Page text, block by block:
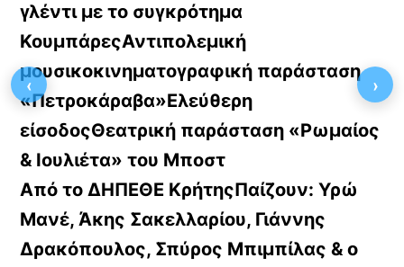
γλέντι με το συγκρότημα
ΚουμπάρεςΑντιπολεμική
μουσικοκινηματογραφική παράσταση
«Πετροκάραβα»Ελεύθερη
είσοδοςΘεατρική παράσταση «Ρωμαίος
& Ιουλιέτα» του Μποστ
Από το ΔΗΠΕΘΕ ΚρήτηςΠαίζουν: Υρώ
Μανέ, Άκης Σακελλαρίου, Γιάννης
Δρακόπουλος, Σπύρος Μπιμπίλας & ο
‹ ›